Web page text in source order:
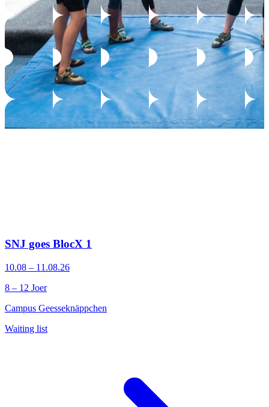
SNJ goes BlocX 1
10.08 – 11.08.26
8 – 12 Joer
Campus Geesseknäppchen
Waiting list